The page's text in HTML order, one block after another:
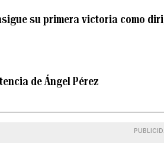
su primera victoria como
de Ángel Pérez